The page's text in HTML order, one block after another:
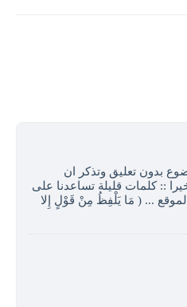
بدون تعليق وتذكر ان
:: كلمات قليلة تساعدنا على
... ( مَا يَلْفِظُ مِنْ قَوْلٍ إِلا